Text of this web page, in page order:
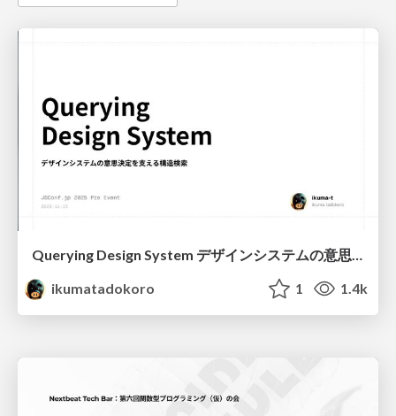
Querying Design System デザインシステムの意思決定を支える構造検索
ikumatadokoro
1 1.4k